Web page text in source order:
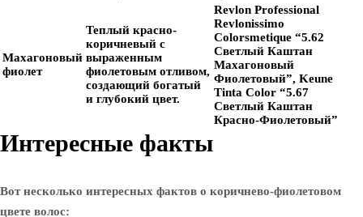
Махагоновый
фиолет
Теплый красно-
коричневый с
выраженным
фиолетовым отливом,
создающий богатый
и глубокий цвет.
Revlon Professional
Revlonissimo
Colorsmetique “5.62
Светлый Каштан
Махагоновый
Фиолетовый”, Keune
Tinta Color “5.67
Светлый Каштан
Красно-Фиолетовый”
Интересные факты
Вот несколько интересных фактов о коричнево-фиолетовом
цвете волос: